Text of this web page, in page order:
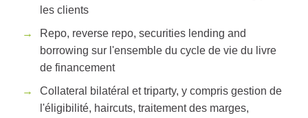
les clients
Repo, reverse repo, securities lending and
borrowing sur l'ensemble du cycle de vie du livre
de financement
Collateral bilatéral et triparty, y compris gestion de
l'éligibilité, haircuts, traitement des marges,